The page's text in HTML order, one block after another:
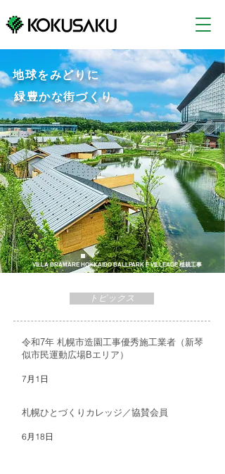
地球をみどりに
緑豊かな街づくり
VILLA BRAMARE HOKKAIDO BALLPARK F VILLEAGE 植栽工事
トピックス
令和7年 札幌市造園工事優秀施工業者（新琴
似市民運動広場Bエリア）
7月1日
札幌ひとづくりカレッジ／協賛会員
6月18日